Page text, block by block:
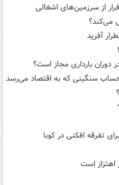
از سرزمین‌های اشغالی
می‌کند؟
آفرید
دوران بارداری مجاز است؟
سنگینی که به اقتصاد می‌رسد
تفرقه افکنی در کوبا
است